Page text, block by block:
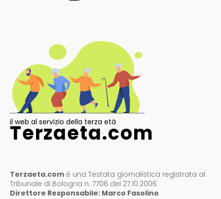
il web al servizio della terza età
Terzaeta.com
Terzaeta.com è una Testata giornalistica registrata al
Tribunale di Bologna n. 7706 del 27.10.2006
Direttore Responsabile: Marco Fasolino